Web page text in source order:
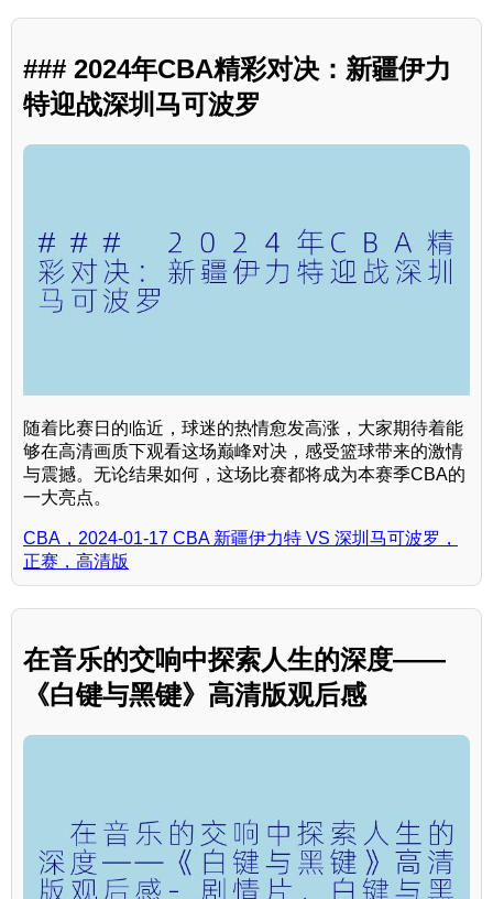
### 2024年CBA精彩对决：新疆伊力
特迎战深圳马可波罗
随着比赛日的临近，球迷的热情愈发高涨，大家期待着能
够在高清画质下观看这场巅峰对决，感受篮球带来的激情
与震撼。无论结果如何，这场比赛都将成为本赛季CBA的
一大亮点。
CBA，2024-01-17 CBA 新疆伊力特 VS 深圳马可波罗，
正赛，高清版
在音乐的交响中探索人生的深度——
《白键与黑键》高清版观后感